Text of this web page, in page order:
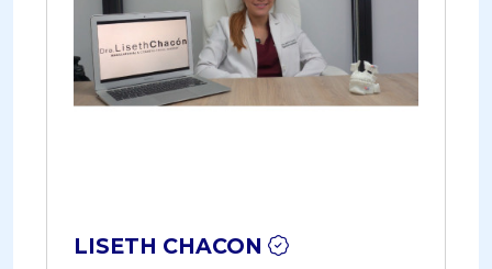
LISETH CHACON